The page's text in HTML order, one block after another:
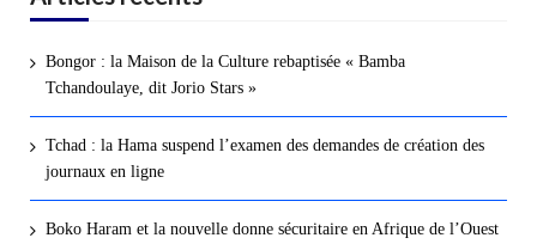
Bongor : la Maison de la Culture rebaptisée « Bamba
Tchandoulaye, dit Jorio Stars »
Tchad : la Hama suspend l’examen des demandes de création des
journaux en ligne
Boko Haram et la nouvelle donne sécuritaire en Afrique de l’Ouest